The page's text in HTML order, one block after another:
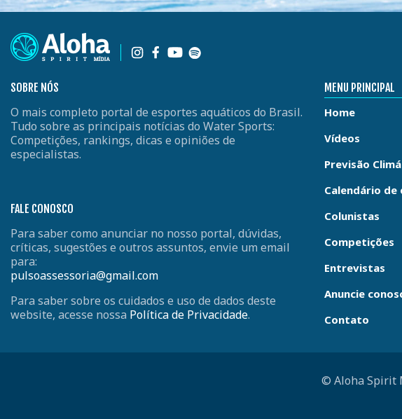
SOBRE NÓS
O mais completo portal de esportes aquáticos do Brasil.
Tudo sobre as principais notícias do Water Sports:
Competições, rankings, dicas e opiniões de
especialistas.
FALE CONOSCO
Para saber como anunciar no nosso portal, dúvidas,
críticas, sugestões e outros assuntos, envie um email
para:
pulsoassessoria@gmail.com
Para saber sobre os cuidados e uso de dados deste
website, acesse nossa Política de Privacidade.
MENU PRINCIPAL
Home
Vídeos
Previsão
Calendário de
Colunistas
Competições
Entrevistas
Anuncie
Contato
© Aloha Spirit